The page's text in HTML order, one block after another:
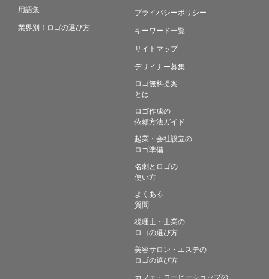
用語集
業界別！ロゴの選び方
プライバシーポリシー
キーワード一覧
サイトマップ
デザイナー募集
ロゴ無料提案
とは
ロゴ作成の
依頼方法ガイド
起業・会社設立の
ロゴ準備
名刺とロゴの
使い方
よくある
質問
税理士・士業の
ロゴの選び方
美容サロン・エステの
ロゴの選び方
カフェ・コーヒーショップの